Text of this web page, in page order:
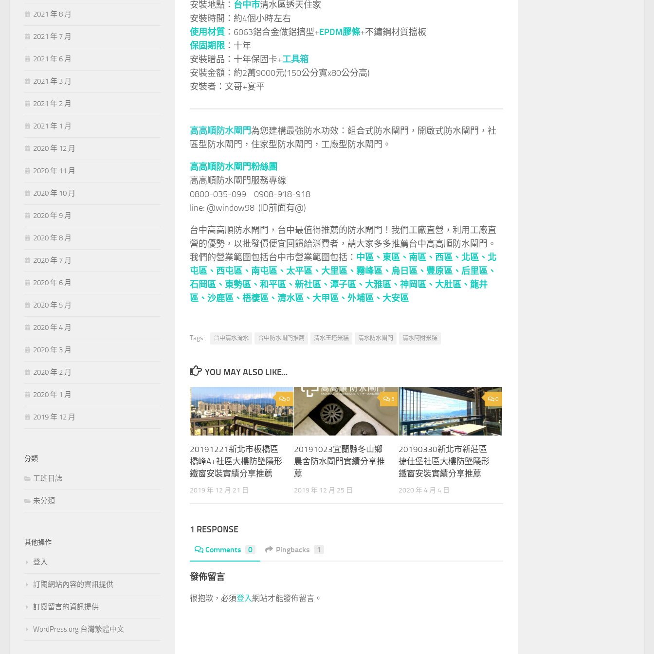
安裝地點： 台中市清水區透天住家
安裝時間：約4個小時左右
使用材質 ：6063鋁合金做鋁擠型+EPDM膠條+不鏽鋼材質擋板
保固期限 ：十年
安裝贈品：十年保固卡+工具箱
安裝金額：約2萬9000元(150公分寬x80公分高)
安裝者：文哥+宴平
高高順防水閘門為您建構最強防水功效：組合式防水閘門，開啟式防水閘門，社
區型防水閘門，住家型防水閘門，工廠型防水閘門。
高高順防水閘門粉絲團
高高順防水閘門服務專線
0800-035-099 0908-918-918
line: @window98 (ID前面有@)
台中高高順防水閘門，台中最值得推薦的防水閘門！我們工廠直營，利用工廠直
營的優勢，以批發價便宜回饋給消費者，請大家多多推薦台中高高順防水閘門。
我們的營業範圍包括台中市營業範圍包括： 中區、 東區、 南區、 西區、 北區、 北
屯區、 西屯區、 南屯區、 太平區、 大里區、 霧峰區、 烏日區、 豐原區、 后里區、
石岡區、 東勢區、 和平區、 新社區、 潭子區、 大雅區、 神岡區、 大肚區、 龍井
區、 沙鹿區、 梧棲區、 清水區、 大甲區、 外埔區、 大安區
Tags: 台中清水淹水 台中防水閘門推薦 清水王塔米糕 清水防水閘門 清水阿財米糕
YOU MAY ALSO LIKE...
0
20191221新北市板橋區
橋峰A+社區大樓防墜隱形
鐵窗安裝實績分享推薦
2019 年 12 月 21 日
3
20191023宜蘭縣冬山鄉
農舍防水閘門實績分享推
薦
2019 年 12 月 25 日
0
20190330新北市新莊區
捷仕堡社區大樓防墜隱形
鐵窗安裝實績分享推薦
2020 年 4 月 4 日
1 RESPONSE
Comments 0 Pingbacks 1
發佈留言
很抱歉，必須登入網站才能發佈留言。
2021 年 8 月
2021 年 7 月
2021 年 6 月
2021 年 3 月
2021 年 2 月
2021 年 1 月
2020 年 12 月
2020 年 11 月
2020 年 10 月
2020 年 9 月
2020 年 8 月
2020 年 7 月
2020 年 6 月
2020 年 5 月
2020 年 4 月
2020 年 3 月
2020 年 2 月
2020 年 1 月
2019 年 12 月
分類
工班日誌
未分類
其他操作
登入
訂閱網站內容的資訊提供
訂閱留言的資訊提供
WordPress.org 台灣繁體中文